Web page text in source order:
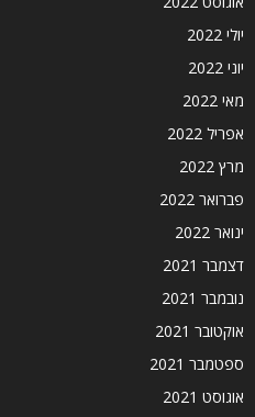
יולי 2022
יוני 2022
מאי 2022
אפריל 2022
מרץ 2022
פברואר 2022
ינואר 2022
דצמבר 2021
נובמבר 2021
אוקטובר 2021
ספטמבר 2021
אוגוסט 2021